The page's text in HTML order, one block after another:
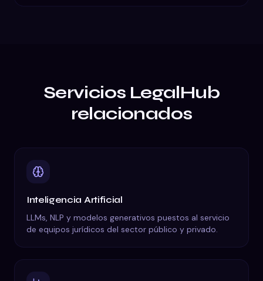
Servicios LegalHub
relacionados
Inteligencia Artificial
LLMs, NLP y modelos generativos puestos al servicio
de equipos jurídicos del sector público y privado.